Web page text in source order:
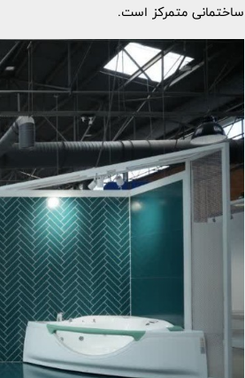
ساختمانی متمرکز است.